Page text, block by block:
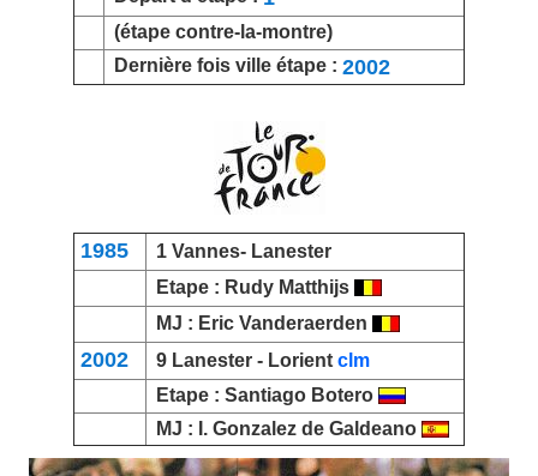
(étape contre-la-montre)
Dernière fois ville étape : 2002
1985 1 Vannes- Lanester
Etape : Rudy Matthijs
MJ : Eric Vanderaerden
2002 9 Lanester - Lorient clm
Etape : Santiago Botero
MJ : I. Gonzalez de Galdeano